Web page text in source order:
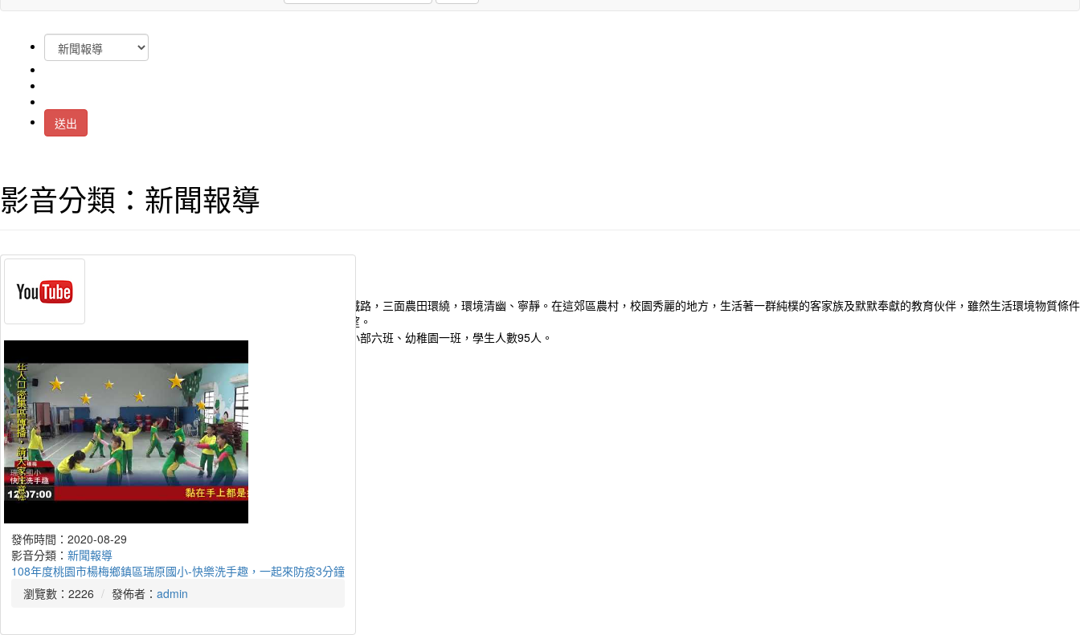
送出
影音分類：新聞報導
發佈時間：2023-06-09
影音分類： 新聞報導
畢業生表揚
瀏覽數：1820
發佈者： admin
發佈時間：2020-08-29
影音分類： 新聞報導
瑞原國小太陽能鋼琴採訪
瀏覽數：2817
發佈者： admin
發佈時間：2020-08-29
影音分類： 新聞報導
108年度桃園市楊梅鄉鎮區瑞原國小-快樂洗手趣，一起來防疫3分鐘
瀏覽數：2226
發佈者： admin
瑞原國民小學位處桃園市南端楊梅區郊區的瑞原里境內，正門緊臨縱貫鐵路，三面農田環繞，環境清幽、寧靜。在這郊區農村，校園秀麗的地方，生活著一群純樸的客家族及默默奉獻的教育伙伴，雖然生活環境物質條件
不甚豐厚，但是每個人對工作充滿熱忱與信心，對教育更是充滿無限希望。
本校創設於民國十一年四月。校地總面積：26586(m2)，現有班級：國小部六班、幼稚園一班，學生人數95人。
流量統計
今天：
7167
昨天：
17299
本週：
150806
本月：
170411
總計：11868626
平均：
4911
網站設計：Neil網站設計工坊
Powered byXOOPS2019桃園市楊梅區瑞原國民小學
地址：326桃園市楊梅區民安路1號
電話:03-4723280
建議瀏覽器 chrome 網站維護:資訊組
返回頂端